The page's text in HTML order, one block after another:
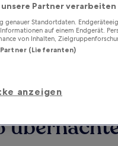
Verdiene
Morgen
Partner
genauer Standortdaten.
auf einem Endgerät.
von Inhalten,
(Lieferanten)
anzeigen